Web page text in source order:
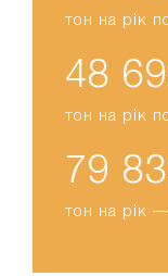
тон на рік
56
тон на рік
91
тон на рік